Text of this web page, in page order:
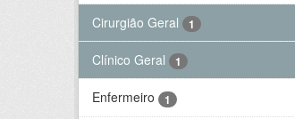
Cirurgião Geral 1
Clínico Geral 1
Enfermeiro 1